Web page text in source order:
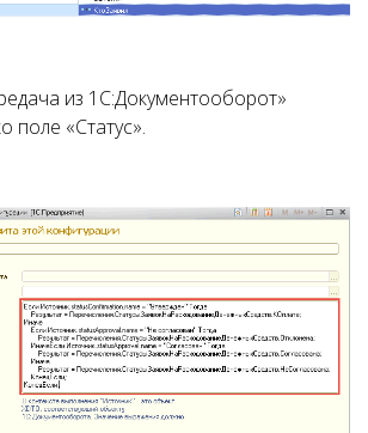
из 1С:Документооборот»
поле «Статус».